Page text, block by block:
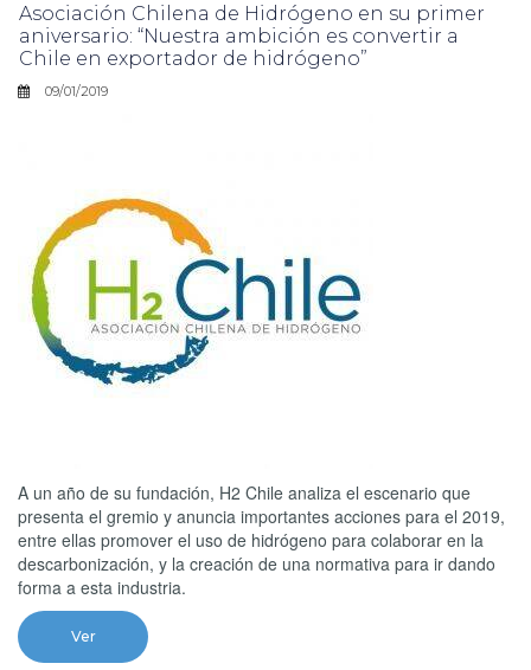
Asociación Chilena de Hidrógeno en su primer
aniversario: “Nuestra ambición es convertir a
Chile en exportador de hidrógeno”
09/01/2019
A un año de su fundación, H2 Chile analiza el escenario que
presenta el gremio y anuncia importantes acciones para el 2019,
entre ellas promover el uso de hidrógeno para colaborar en la
descarbonización, y la creación de una normativa para ir dando
forma a esta industria.
Ver